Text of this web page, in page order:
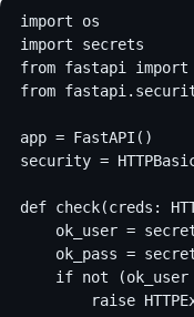
import os
import secrets
from fastapi import
from
app = FastAPI()
security =
def check(creds:
ok_user =
ok_pass =
if not (ok_user
raise